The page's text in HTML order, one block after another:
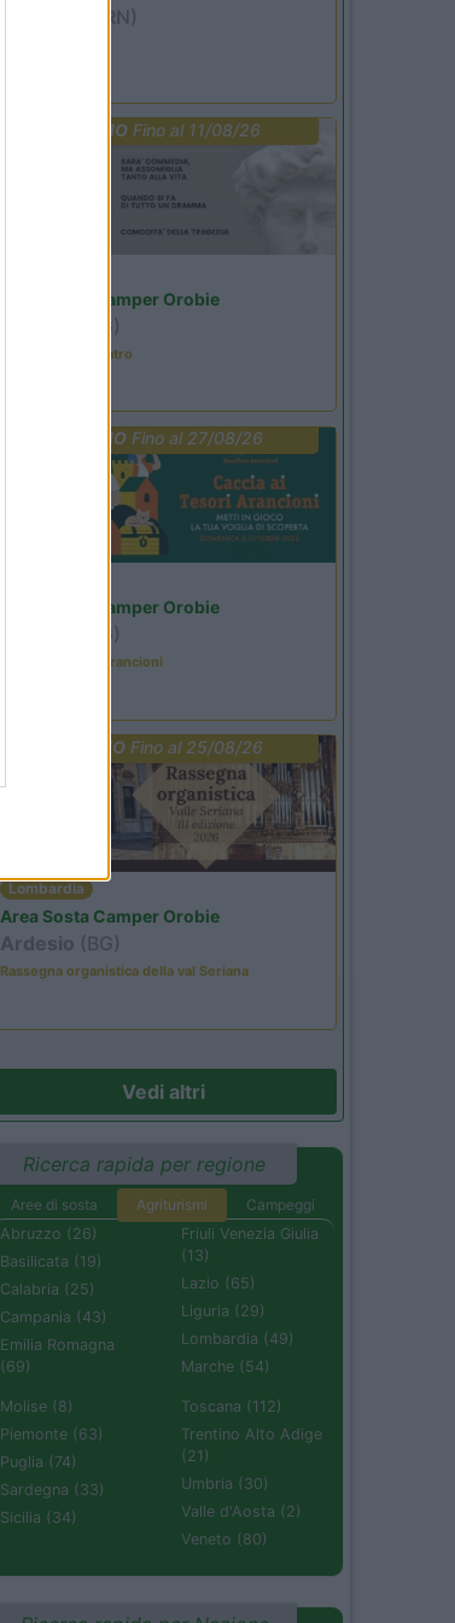
(RN)
PROMO Fino al 11/08/26
Area Sosta Camper Orobie
(BG)
Incontri con il teatro
PROMOFino al 27/08/26
Area Sosta Camper Orobie
(BG)
Caccia ai tesori arancioni
PROMO Fino al 25/08/26
Lombardia
Area Sosta Camper Orobie
Ardesio (BG)
Rassegna organistica della val Seriana
Vedi altri
Ricerca rapida per regione
Aree di sosta Agriturismi
Campeggi
Abruzzo (26)
Basilicata (19)
Calabria (25)
Campania (43)
Emilia Romagna
(69)
Friuli Venezia Giulia
(13)
Lazio (65)
Liguria (29)
Lombardia (49)
Marche (54)
Molise (8)
Piemonte (63)
Puglia (74)
Sardegna (33)
Sicilia (34)
Toscana (112)
Trentino Alto Adige
(21)
Umbria (30)
Valle d'Aosta (2)
Veneto (80)